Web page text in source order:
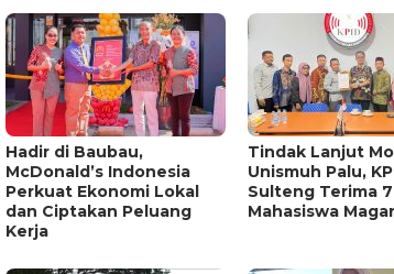
Hadir di Baubau,
McDonald’s Indonesia
Perkuat Ekonomi Lokal
dan Ciptakan Peluang
Kerja
Tindak Lanjut
Unismuh Palu,
Sulteng Terima 7
Mahasiswa